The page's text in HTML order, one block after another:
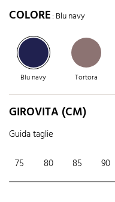
COLORE: Blu navy
Blu navy Tortora
GIROVITA (CM)
Guida taglie
75 80 85 90